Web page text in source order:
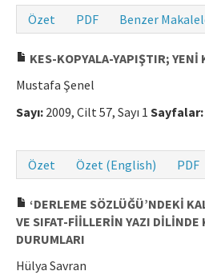
Özet
PDF Benzer
KES-KOPYALA-YAPIŞTIR; YENİ
Mustafa Şenel
Sayı: 2009, Cilt 57, Sayı 1 Sayfalar:
Özet
Özet (English) PDF
‘DERLEME SÖZLÜĞÜ’NDEKİ
VE SIFAT-FİİLLERİN YAZI
DURUMLARI
Hülya Savran